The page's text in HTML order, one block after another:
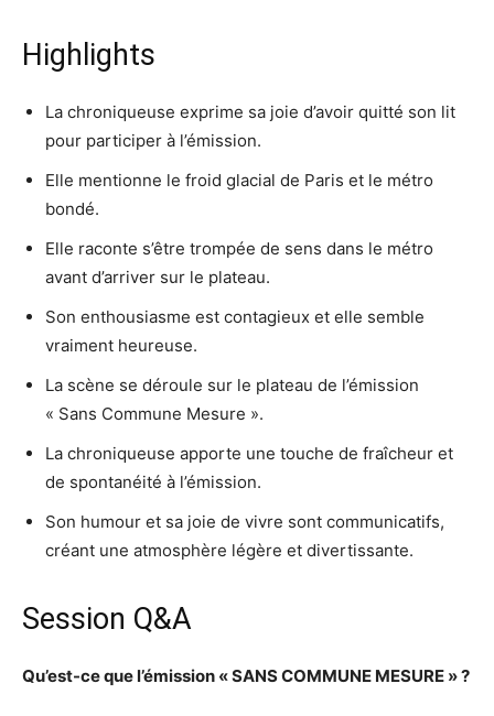
Highlights
La chroniqueuse exprime sa joie d’avoir quitté son lit
pour participer à l’émission.
Elle mentionne le froid glacial de Paris et le métro
bondé.
Elle raconte s’être trompée de sens dans le métro
avant d’arriver sur le plateau.
Son enthousiasme est contagieux et elle semble
vraiment heureuse.
La scène se déroule sur le plateau de l’émission
« Sans Commune Mesure ».
La chroniqueuse apporte une touche de fraîcheur et
de spontanéité à l’émission.
Son humour et sa joie de vivre sont communicatifs,
créant une atmosphère légère et divertissante.
Session Q&A
Qu’est-ce que l’émission « SANS COMMUNE MESURE » ?